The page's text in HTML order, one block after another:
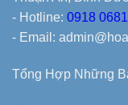
- Hotline: 0918
- Email:
Tổng Hợp Những